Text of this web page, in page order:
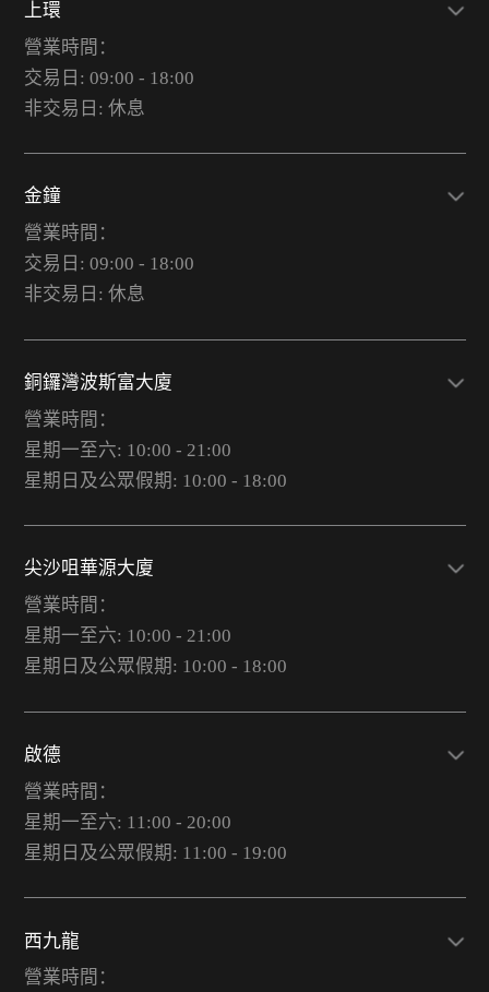
上環
營業時間：
交易日: 09:00 - 18:00
非交易日: 休息
金鐘
營業時間：
交易日: 09:00 - 18:00
非交易日: 休息
銅鑼灣波斯富大廈
營業時間：
星期一至六: 10:00 - 21:00
星期日及公眾假期: 10:00 - 18:00
尖沙咀華源大廈
營業時間：
星期一至六: 10:00 - 21:00
星期日及公眾假期: 10:00 - 18:00
啟德
營業時間：
星期一至六: 11:00 - 20:00
星期日及公眾假期: 11:00 - 19:00
西九龍
營業時間：